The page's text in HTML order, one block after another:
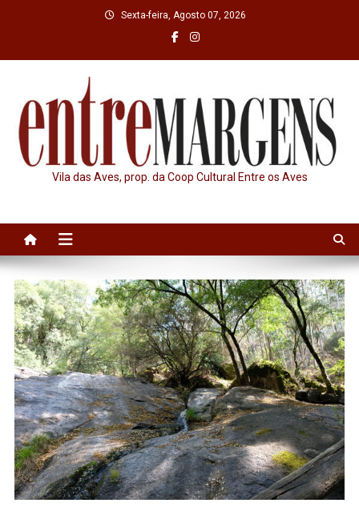
Sexta-feira, Agosto 07, 2026
Vila das Aves, prop. da Coop Cultural Entre os Aves